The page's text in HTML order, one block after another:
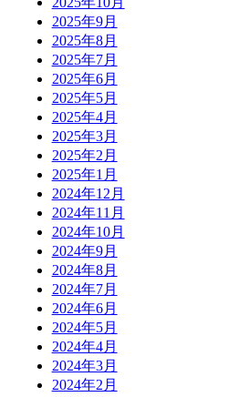
2025年9月
2025年8月
2025年7月
2025年6月
2025年5月
2025年4月
2025年3月
2025年2月
2025年1月
2024年12月
2024年11月
2024年10月
2024年9月
2024年8月
2024年7月
2024年6月
2024年5月
2024年4月
2024年3月
2024年2月